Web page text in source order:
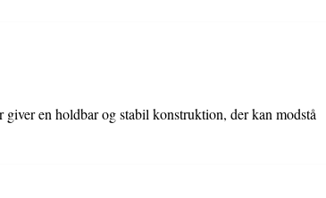
en holdbar og stabil konstruktion, der kan modstå